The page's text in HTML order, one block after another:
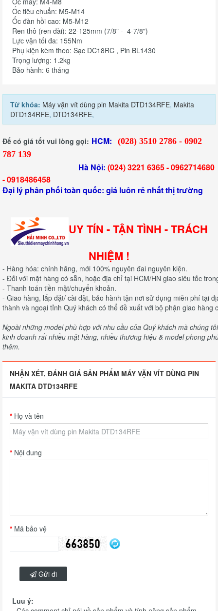
Ốc tiêu chuẩn: M5-M14
Ốc đàn hồi cao: M5-M12
Ren thô (ren dài): 22-125mm (7/8" - 4-7/8")
Lực vặn tối đa: 155Nm
Phụ kiện kèm theo: Sạc DC18RC , Pin BL1430
Trọng lượng: 1.2kg
Bảo hành: 6 tháng
Từ khóa: Máy vặn vít dùng pin Makita DTD134RFE, Makita
DTD134RFE, DTD134RFE,
Để có giá tốt vui lòng gọi: HCM:
(028) 3510 2786 - 0902
787 139
Hà Nội: (024) 3221 6365 -0962714680
-0918486458
Đại lý phân phối toàn quốc: giá luôn rẻ nhất thị trường
UY TÍN - TẬN TÌNH - TRÁCH
NHIỆM !
- Hàng hóa: chính hãng, mới 100% nguyên đai nguyên kiện.
- Đối với mặt hàng có sẵn, hoặc địa chỉ tại HCM/HN giao siêu tốc
- Thanh toán tiền mặt/chuyển khoản.
- Giao hàng, lắp đặt/ cài đặt, bảo hành tận nơi sử dụng miễn phí tại
thành và ngoại tỉnh Quý khách có thể đề xuất với bộ phận giao hàng
Ngoài những model phù hợp với nhu cầu của Quý khách mà chúng
kinh doanh rất nhiều mặt hàng, nhiều thương hiệu & model phong
thêm.
NHẬN XÉT, ĐÁNH GIÁ SẢN PHẨM MÁY VẶN VÍT DÙNG PIN
MAKITA DTD134RFE
Họ và tên
Nội dung
Mã bảo vệ
Gửi đi
Luu ý: